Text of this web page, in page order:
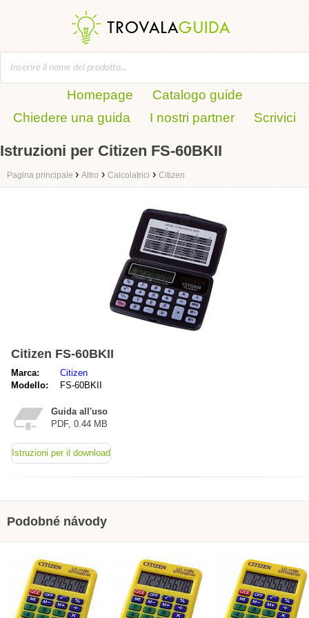
Homepage
Catalogo guide
Chiedere una guida
I nostri partner Scrivici
Istruzioni per Citizen FS-60BKII
Pagina principale › Altro › Calcolatrici › Citizen
Citizen FS-60BKII
Marca:
Citizen
Modello:
FS-60BKII
Guida all'uso
PDF, 0.44 MB
Istruzioni per il download
Podobné návody